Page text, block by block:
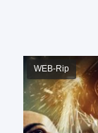
WEB-Rip